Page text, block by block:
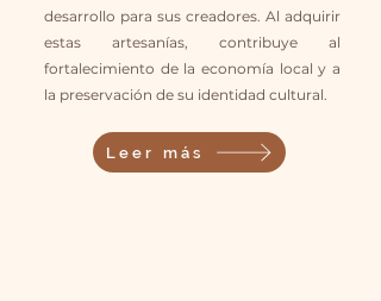
desarrollo para sus creadores. Al adquirir
estas artesanías, contribuye al
fortalecimiento de la economía local y a
la preservación de su identidad cultural.
Leer más